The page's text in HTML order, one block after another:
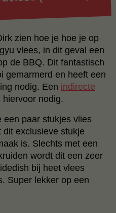
zien hoe je hoe je op
vlees, in dit geval een
de BBQ. Dit fantastisch
gemarmerd en heeft een
nodig. Een indirecte
nodig.
een paar stukjes vlies
exclusieve stukje
is. Slechts met een
wordt dit een zeer
bij heet vlees
Super lekker op een